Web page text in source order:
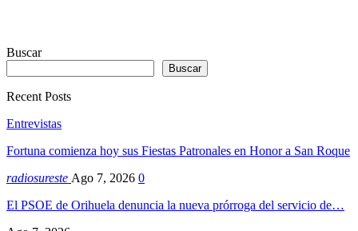
Buscar
Buscar
Recent Posts
Entrevistas
Fortuna comienza hoy sus Fiestas Patronales en Honor a San Roque
radiosureste Ago 7, 2026 0
El PSOE de Orihuela denuncia la nueva prórroga del servicio de…